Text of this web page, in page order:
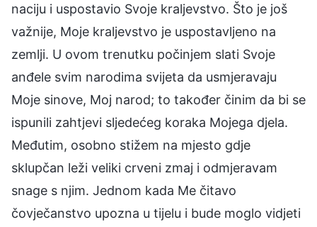
naciju i uspostavio Svoje kraljevstvo. Što je još
važnije, Moje kraljevstvo je uspostavljeno na
zemlji. U ovom trenutku počinjem slati Svoje
anđele svim narodima svijeta da usmjeravaju
Moje sinove, Moj narod; to također činim da bi se
ispunili zahtjevi sljedećeg koraka Mojega djela.
Međutim, osobno stižem na mjesto gdje
sklupčan leži veliki crveni zmaj i odmjeravam
snage s njim. Jednom kada Me čitavo
čovječanstvo upozna u tijelu i bude moglo vidjeti